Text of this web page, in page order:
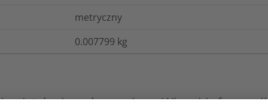
metryczny
0.007799 kg